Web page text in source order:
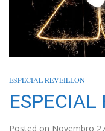
ESPECIAL RÉVEILLON
ESPECIAL
Posted on Novembro